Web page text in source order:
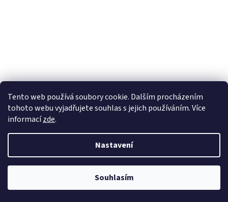
Tento web používá soubory cookie. Dalším procházením
tohoto webu vyjadřujete souhlas s jejich používáním. Více
informacízde.
Nastavení
Souhlasím
Odstoupit od smlouvy